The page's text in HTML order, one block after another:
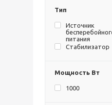
Тип
Источник
питания
Стабилизатор
Мощность Вт
1000